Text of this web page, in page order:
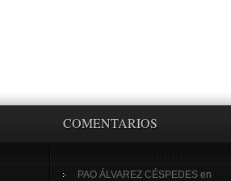
COMENTARIOS
PAO ÁLVAREZ CÉSPEDES en